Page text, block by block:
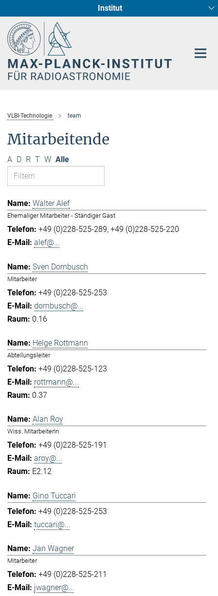
Institut
Radioastronomische Fundamentalphysik
Sternentstehung und Galaxienentwicklung
VLBI-Technologie team
Mitarbeitende
A D R T W Alle
Walter Alef
Ehemaliger Mitarbeiter - Ständiger Gast
+49 (0)228-525-289 +49 (0)228-525-220
alef@...
Sven Dornbusch
Mitarbeiter
+49 (0)228-525-253
dornbusch@...
0.16
Helge Rottmann
Abteilungsleiter
+49 (0)228-525-123
rottmann@...
0.37
Alan Roy
Wiss. MitarbeiterIn
+49 (0)228-525-191
aroy@...
E2.12
Gino Tuccari
+49 (0)228-525-253
tuccari@...
Jan Wagner
Mitarbeiter
+49 (0)228-525-211
jwagner@...